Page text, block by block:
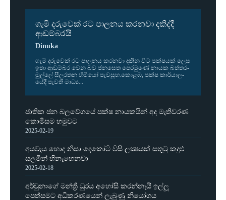
ගැමි දරුවෙක් රට පාලනය කරනවා දකිද්දී
ආඩම්බරයි
Dinuka
ගැමි දරු­වෙක් රට පාල­නය කර­නවා දකින විට පක්ෂ­යක් ලෙස
ඉතා ආඩ­ම්බර වෙන බව ජන­සෙත පෙර­මුණේ නායක බත්ත­ර­
මුල්ලේ සීල­ර­තන හිමියෝ පැව­සූහ.කොළඹ, පක්ෂ කාර්යා­ල­
යේදී පැවති මාධ්‍ය...
ජාතික ජන බලවේගයේ පක්ෂ නායකයින් අද මැතිවරණ
කොමිසම හමුවට
2025-02-19
අයවැය හොද නිසා දෙකෝටි විසි ලක්‍ෂයක් සතුටු කදුළු
සලමින් හිනැහෙනවා
2025-02-18
අර්චුනාගේ මන්ත්‍රී ධුරය අහෝසි කරන්නැයි ඉල්ලූ
පෙත්සමට අධිකරණයෙන් ලැබුණු නියෝගය